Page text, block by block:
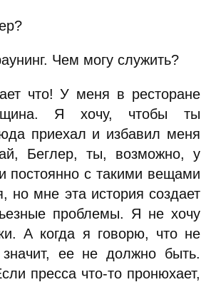
Чем могу служить?
что! У меня в ресторане
Я хочу, чтобы ты
приехал и избавил меня
Беглер, ты, возможно, у
постоянно с такими вещами
но мне эта история создает
проблемы. Я не хочу
А когда я говорю, что не
значит, ее не должно быть.
пресса что-то пронюхает,